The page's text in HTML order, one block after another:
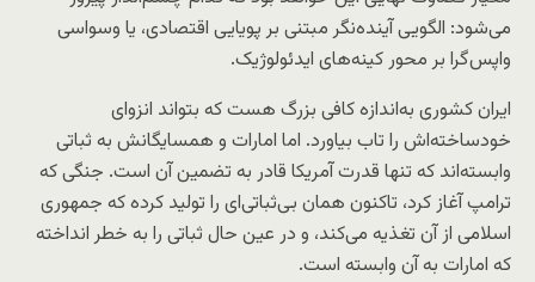
می‌شود: الگویی آینده‌نگر مبتنی بر پویایی اقتصادی، یا وسواسی
واپس‌گرا بر محور کینه‌های ایدئولوژیک.
ایران کشوری به‌اندازه کافی بزرگ هست که بتواند انزوای
خودساخته‌اش را تاب بیاورد. اما امارات و همسایگانش به ثباتی
وابسته‌اند که تنها قدرت آمریکا قادر به تضمین آن است. جنگی که
ترامپ آغاز کرد، تاکنون همان بی‌ثباتی‌ای را تولید کرده که جمهوری
اسلامی از آن تغذیه می‌کند، و در عین حال ثباتی را به خطر انداخته
که امارات به آن وابسته است.